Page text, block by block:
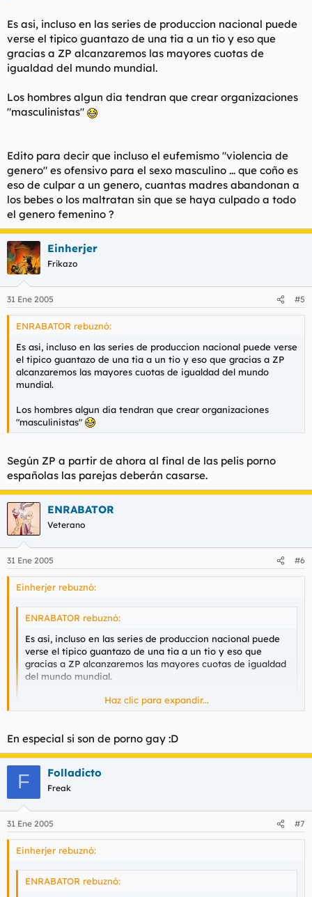
Es asi, incluso en las series de produccion nacional puede
verse el tipico guantazo de una tia a un tio y eso que
gracias a ZP alcanzaremos las mayores cuotas de
igualdad del mundo mundial.
Los hombres algun dia tendran que crear organizaciones
"masculinistas"
Edito para decir que incluso el eufemismo "violencia de
genero" es ofensivo para el sexo masculino ... que coño es
eso de culpar a un genero, cuantas madres abandonan a
los bebes o los maltratan sin que se haya culpado a todo
el genero femenino ?
Einherjer
Frikazo
31 Ene 2005 #5
ENRABATOR rebuznó:
Es asi, incluso en las series de produccion nacional puede verse
el tipico guantazo de una tia a un tio y eso que gracias a ZP
alcanzaremos las mayores cuotas de igualdad del mundo
mundial.
Los hombres algun dia tendran que crear organizaciones
"masculinistas"
Según ZP a partir de ahora al final de las pelis porno
españolas las parejas deberán casarse.
ENRABATOR
Veterano
31 Ene 2005 #6
Einherjer rebuznó:
ENRABATOR rebuznó:
Es asi, incluso en las series de produccion nacional puede
verse el tipico guantazo de una tia a un tio y eso que
gracias a ZP alcanzaremos las mayores cuotas de igualdad
del mundo mundial.
Los hombres algun dia tendran que crear organizaciones
"masculinistas"
Haz clic para expandir...
Según ZP a partir de ahora al final de las pelis porno españolas
las parejas deberán casarse.
Haz clic para expandir...
En especial si son de porno gay :D
F Folladicto
Freak
31 Ene 2005 #7
Einherjer rebuznó:
ENRABATOR rebuznó: